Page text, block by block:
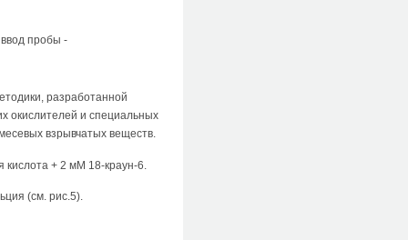
пробы -
разработанной
окислителей и специальных
взрывчатых веществ.
кислота + 2 мМ 18-краун-6.
(см. рис.5).